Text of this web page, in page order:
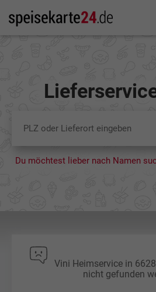
Du möchtest lieber nach Namen
Vini Heimservice in
nicht gefunden